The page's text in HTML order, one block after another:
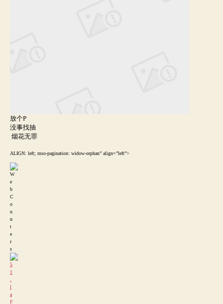
放个P
没事找抽
烟花无罪
ALIGN: left; mso-pagination: widow-orphan” align=”left”>